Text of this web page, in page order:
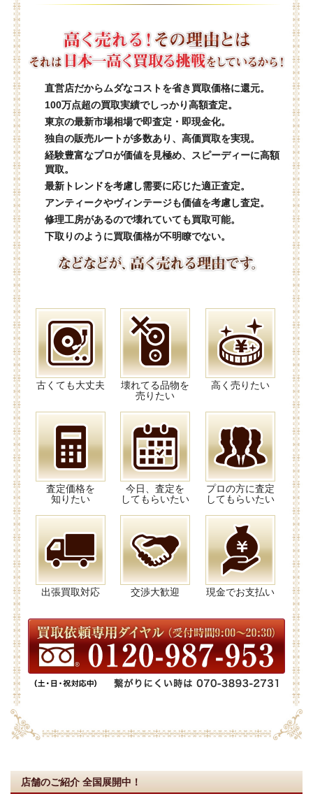
直営店だからムダなコストを省き買取価格に還元。
100万点超の買取実績でしっかり高額査定。
東京の最新市場相場で即査定・即現金化。
独自の販売ルートが多数あり、高価買取を実現。
経験豊富なプロが価値を見極め、スピーディーに高額
買取。
最新トレンドを考慮し需要に応じた適正査定。
アンティークやヴィンテージも価値を考慮し査定。
修理工房があるので壊れていても買取可能。
下取りのように買取価格が不明瞭でない。
古くても大丈夫
壊れてる品物を
売りたい
高く売りたい
査定価格を
知りたい
今日、査定を
してもらいたい
プロの方に査定
してもらいたい
出張買取対応 交渉大歓迎 現金でお支払い
店舗のご紹介 全国展開中！